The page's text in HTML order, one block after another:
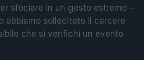
sfociare in un gesto estremo –
abbiamo sollecitato il carcere
che si verifichi un evento